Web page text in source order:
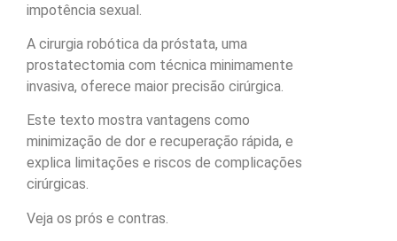
impotência sexual.
A cirurgia robótica da próstata, uma
prostatectomia com técnica minimamente
invasiva, oferece maior precisão cirúrgica.
Este texto mostra vantagens como
minimização de dor e recuperação rápida, e
explica limitações e riscos de complicações
cirúrgicas.
Veja os prós e contras.